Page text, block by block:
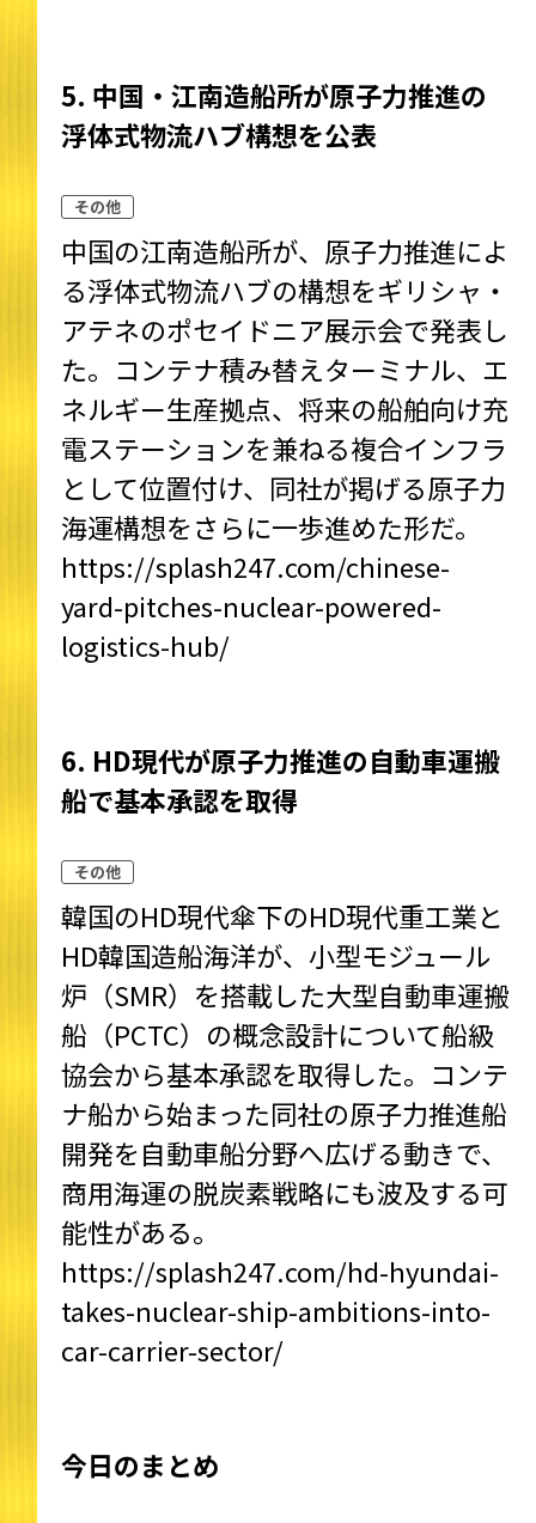
5. 中国・江南造船所が原子力推進の
浮体式物流ハブ構想を公表
その他
中国の江南造船所が、原子力推進によ
る浮体式物流ハブの構想をギリシャ・
アテネのポセイドニア展示会で発表し
た。コンテナ積み替えターミナル、エ
ネルギー生産拠点、将来の船舶向け充
電ステーションを兼ねる複合インフラ
として位置付け、同社が掲げる原子力
海運構想をさらに一歩進めた形だ。
https://splash247.com/chinese-
yard-pitches-nuclear-powered-
logistics-hub/
6. HD現代が原子力推進の自動車運搬
船で基本承認を取得
その他
韓国のHD現代傘下のHD現代重工業と
HD韓国造船海洋が、小型モジュール
炉（SMR）を搭載した大型自動車運搬
船（PCTC）の概念設計について船級
協会から基本承認を取得した。コンテ
ナ船から始まった同社の原子力推進船
開発を自動車船分野へ広げる動きで、
商用海運の脱炭素戦略にも波及する可
能性がある。
https://splash247.com/hd-hyundai-
takes-nuclear-ship-ambitions-into-
car-carrier-sector/
今日のまとめ